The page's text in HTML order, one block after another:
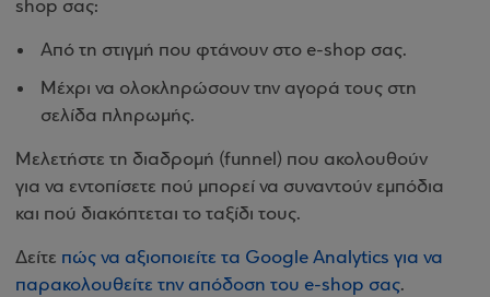
shop σας:
Από τη στιγμή που φτάνουν στο e-shop σας.
Μέχρι να ολοκληρώσουν την αγορά τους στη
σελίδα πληρωμής.
Μελετήστε τη διαδρομή (funnel) που ακολουθούν
για να εντοπίσετε πού μπορεί να συναντούν εμπόδια
και πού διακόπτεται το ταξίδι τους.
Δείτε πώς να αξιοποιείτε τα Google Analytics για να
παρακολουθείτε την απόδοση του e-shop σας.